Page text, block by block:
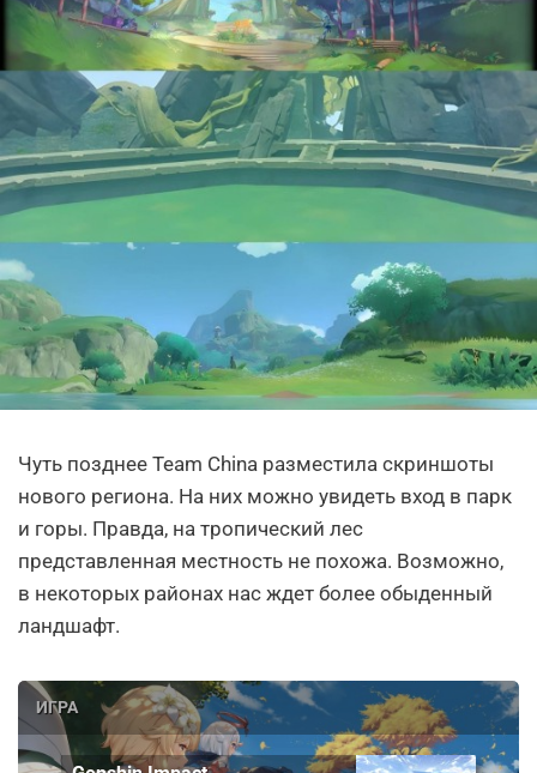
Чуть позднее Team China разместила скриншоты
нового региона. На них можно увидеть вход в парк
и горы. Правда, на тропический лес
представленная местность не похожа. Возможно,
в некоторых районах нас ждет более обыденный
ландшафт.
ИГРА